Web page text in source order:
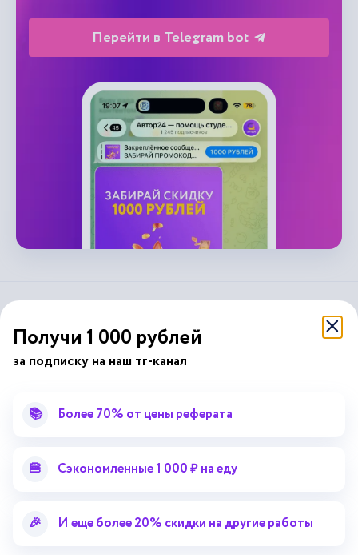
Перейти в Telegram bot
отавтор24
Подписывайся на наши соц. сети
Методические указания
Статьи от экспертов
Помощь эксперта
Поиск репетитора
Получи 1 000 рублей
за подписку на наш тг-канал
📚 Более 70% от цены реферата
🍔 Сэкономленные 1 000 ₽ на еду
🎉 И еще более 20% скидки на другие работы